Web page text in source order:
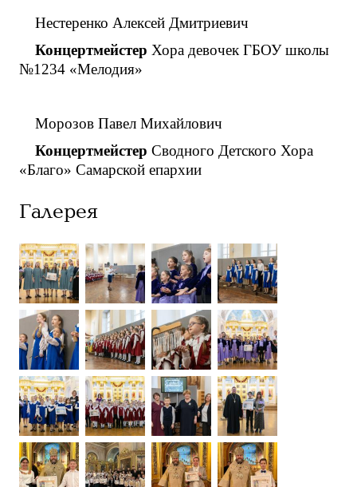
Нестеренко Алексей Дмитриевич
Концертмейстер Хора девочек ГБОУ школы
№1234 «Мелодия»
Морозов Павел Михайлович
Концертмейстер Сводного Детского Хора
«Благо» Самарской епархии
Галерея